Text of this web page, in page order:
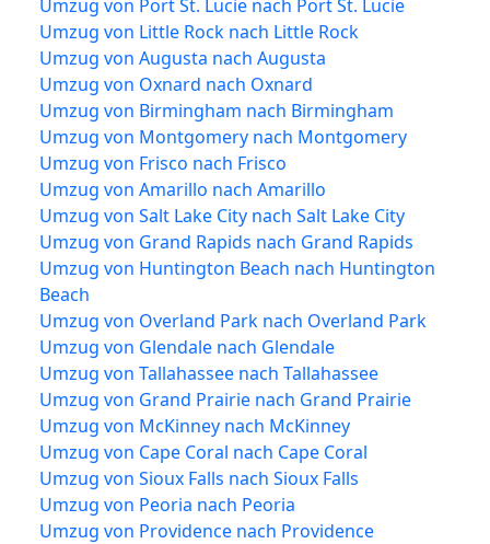
Umzug von Port St. Lucie nach Port St. Lucie
Umzug von Little Rock nach Little Rock
Umzug von Augusta nach Augusta
Umzug von Oxnard nach Oxnard
Umzug von Birmingham nach Birmingham
Umzug von Montgomery nach Montgomery
Umzug von Frisco nach Frisco
Umzug von Amarillo nach Amarillo
Umzug von Salt Lake City nach Salt Lake City
Umzug von Grand Rapids nach Grand Rapids
Umzug von Huntington Beach nach Huntington
Beach
Umzug von Overland Park nach Overland Park
Umzug von Glendale nach Glendale
Umzug von Tallahassee nach Tallahassee
Umzug von Grand Prairie nach Grand Prairie
Umzug von McKinney nach McKinney
Umzug von Cape Coral nach Cape Coral
Umzug von Sioux Falls nach Sioux Falls
Umzug von Peoria nach Peoria
Umzug von Providence nach Providence